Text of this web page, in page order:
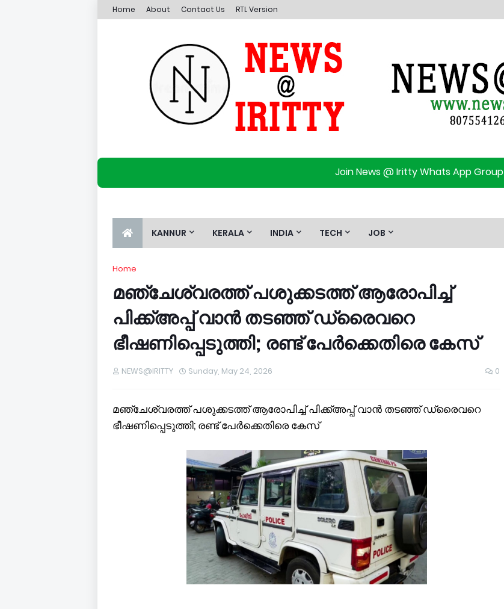
Home About Contact Us RTL Version
Join News @ Iritty Whats App Group
KANNUR KERALA INDIA TECH JOB
Home
മഞ്ചേശ്വരത്ത് പശുക്കടത്ത് ആരോപിച്ച്
പിക്ക്അപ്പ് വാൻ തടഞ്ഞ് ഡ്രൈവറെ
ഭീഷണിപ്പെടുത്തി; രണ്ട് പേര്‍ക്കെതിരെ കേസ്
NEWS@IRITTY Sunday, May 24, 2026 0
മഞ്ചേശ്വരത്ത് പശുക്കടത്ത് ആരോപിച്ച് പിക്ക്അപ്പ് വാൻ തടഞ്ഞ് ഡ്രൈവറെ
ഭീഷണിപ്പെടുത്തി; രണ്ട് പേര്‍ക്കെതിരെ കേസ്